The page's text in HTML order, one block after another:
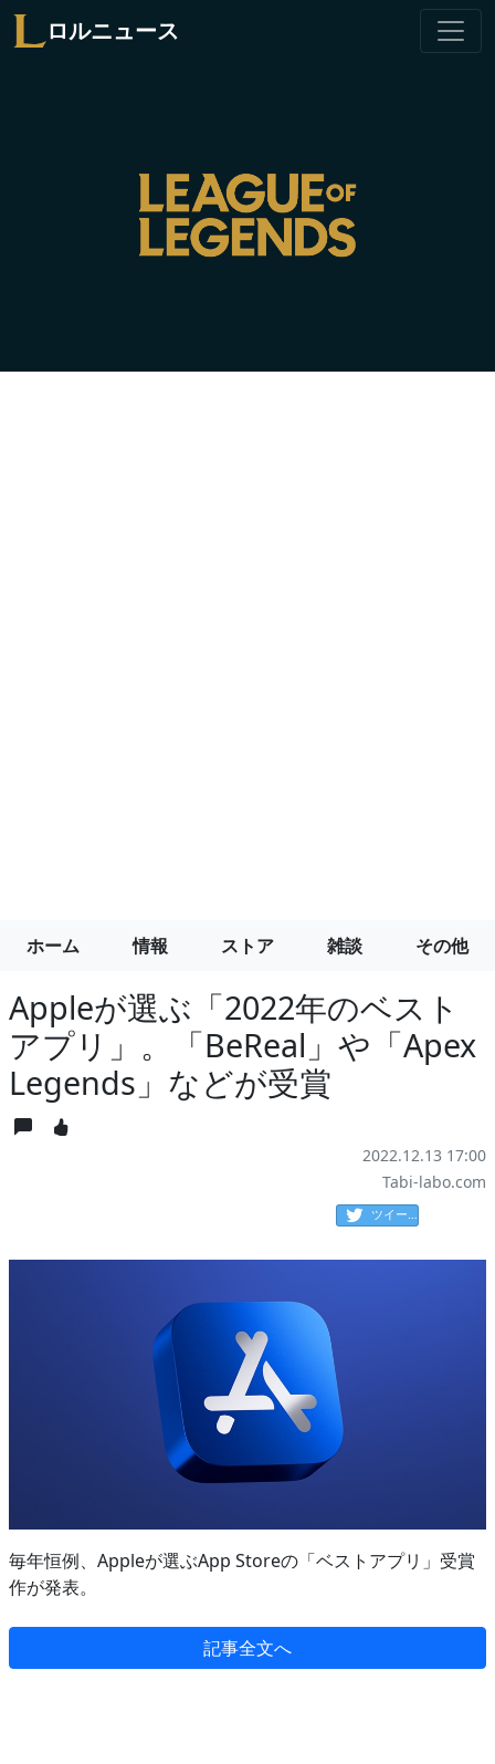
ロルニュース
ホーム 情報 ストア 雑談 その他
Appleが選ぶ「2022年のベスト
アプリ」。「BeReal」や「Apex
Legends」などが受賞
2022.12.13 17:00
Tabi-labo.com
ツイート
毎年恒例、Appleが選ぶApp Storeの「ベストアプリ」受賞
作が発表。
記事全文へ